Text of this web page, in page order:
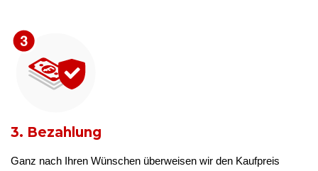
3. Bezahlung
Ganz nach Ihren Wünschen überweisen wir den Kaufpreis